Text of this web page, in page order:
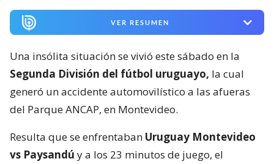
VER RESUMEN
Una insólita situación se vivió este sábado en la
Segunda División del fútbol uruguayo, la cual
generó un accidente automovilístico a las afueras
del Parque ANCAP, en Montevideo.
Resulta que se enfrentaban Uruguay Montevideo
vs Paysandú y a los 23 minutos de juego, el